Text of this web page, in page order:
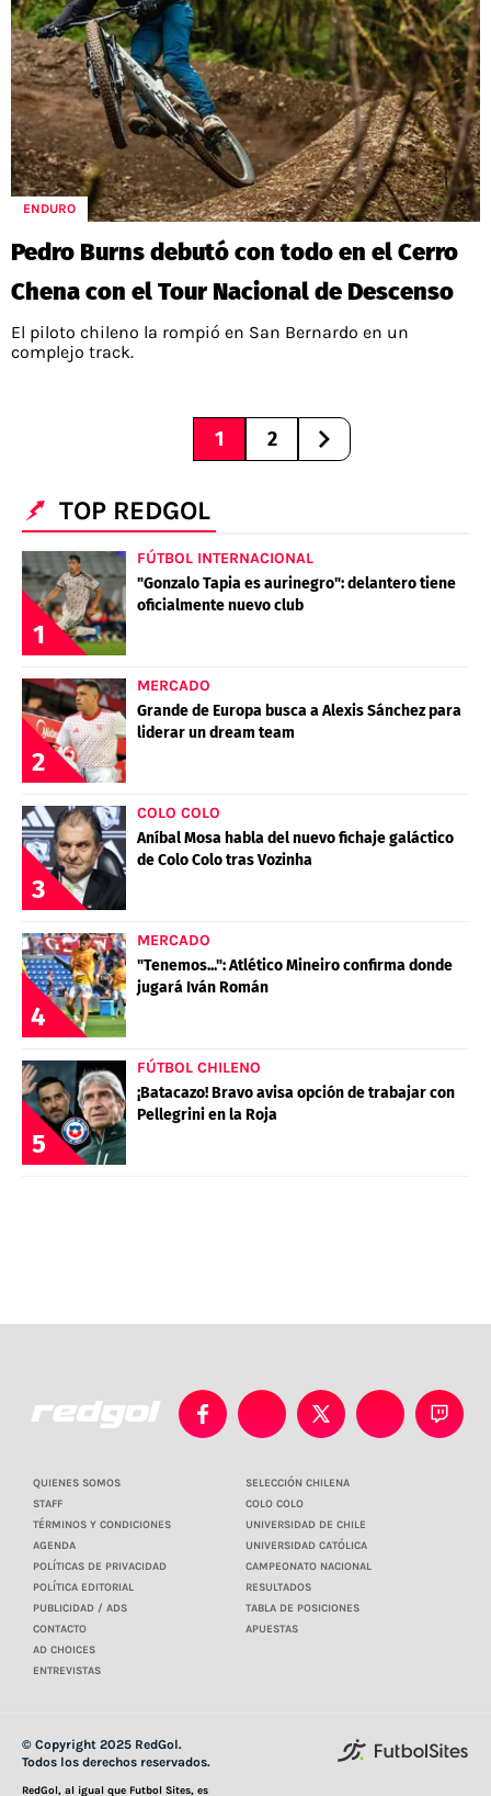
ENDURO
Pedro Burns debutó con todo en el Cerro
Chena con el Tour Nacional de Descenso
El piloto chileno la rompió en San Bernardo en un
complejo track.
1 2
TOP REDGOL
1
FÚTBOL INTERNACIONAL
"Gonzalo Tapia es aurinegro": delantero tiene
oficialmente nuevo club
2
MERCADO
Grande de Europa busca a Alexis Sánchez para
liderar un dream team
3
COLO COLO
Aníbal Mosa habla del nuevo fichaje galáctico
de Colo Colo tras Vozinha
4
MERCADO
"Tenemos...": Atlético Mineiro confirma donde
jugará Iván Román
5
FÚTBOL CHILENO
¡Batacazo! Bravo avisa opción de trabajar con
Pellegrini en la Roja
QUIENES SOMOS
STAFF
TÉRMINOS Y CONDICIONES
AGENDA
POLÍTICAS DE PRIVACIDAD
POLÍTICA EDITORIAL
PUBLICIDAD / ADS
CONTACTO
AD CHOICES
ENTREVISTAS
SELECCIÓN CHILENA
COLO COLO
UNIVERSIDAD DE CHILE
UNIVERSIDAD CATÓLICA
CAMPEONATO NACIONAL
RESULTADOS
TABLA DE POSICIONES
APUESTAS
© Copyright 2025 RedGol.
Todos los derechos reservados.
RedGol, al igual que Futbol Sites, es